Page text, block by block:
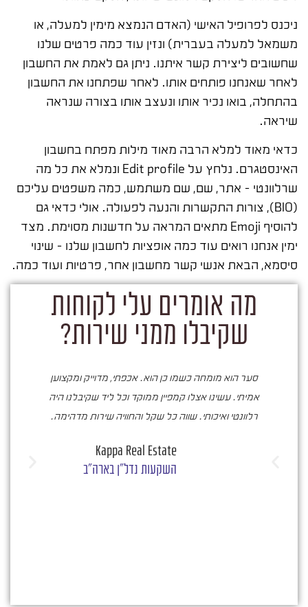
ניכנס לפרופיל האישי (האדם הנמצא מימין למעלה, או
משמאל למעלה בעברית) ונזין עוד כמה פרטים שלנו
שחשובים ליצירת קשר איתנו. ניתן גם לאמת את החשבון
לאחר שאנחנו פותחים אותו. לאחר שפתחנו את החשבון
בהתחלה, בואו נכיר אותו ונעצב אותו בצורה שנראה
שיראה.
כדאי מאוד למלא הרבה מאוד מילות מפתח בחשבון
האינסטגרם. נלחץ על Edit profile ונמלא את כל מה
שרלוונטי – אתר, שם, שם משתמש, כמה משפטים עליכם
(BIO), צורות התקשרות והנעה לפעולה. אולי כדאי גם
להוסיף Emoji מתאים המראה על חדשנות מסוימת. מצד
ימין אנחנו רואים עוד כמה אופציות לחשבון שלנו – שינוי
סיסמא, הבאת אנשי קשר מחשבון אחר, פרטיות ועוד כמה.
מה אומרים עלי לקוחות
שקיבלו ממני שירות?
סער הוא מומחה כשמו כן הוא. אכפתי, מדוייק ומקצוען
אמיתי. עשינו אצלו קמפיין ממוקד וכל ליד שקיבלנו היה
רלוונטי ואיכותי. שווה כל שקל והחוויה שירות מדהימה.
Kappa Real Estate
השקעות נדל"ן בארה"ב